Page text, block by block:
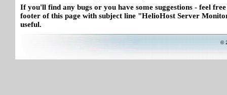
If you'll find any bugs or you have some suggestions - feel
footer of this page with subject line "HelioHost Server
useful.
©